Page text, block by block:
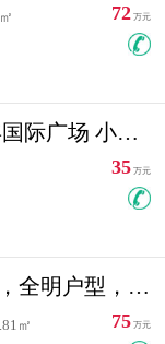
72 万元
超低首付 富豪青年国际广场 小高层住宅急售
35 万元
塔山明珠，电梯房，全明户型，视野好，毛坯房，看房有钥匙
㎡
75 万元